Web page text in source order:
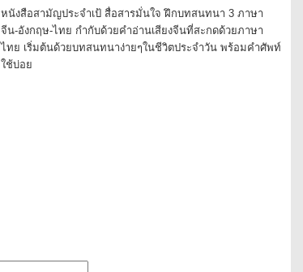
หนังสือสามัญประจำเป้ สื่อสารมั่นใจ ฝึกบทสนทนา 3 ภาษา
จีน-อังกฤษ-ไทย กำกับด้วยคำอ่านเสียงจีนที่สะกดด้วยภาษา
ไทย เริ่มต้นด้วยบทสนทนาง่ายๆในชีวิตประจำวัน พร้อมคำศัพท์
ใช้บ่อย